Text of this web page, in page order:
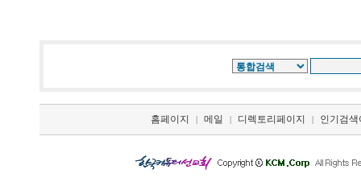
홈페이지 | 메일 | 디렉토리페이지 | 인기검색